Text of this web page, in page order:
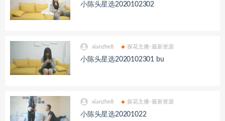
小陈头星选2020102302
xianzhe8 探花主播-最新资源
小陈头星选2020102301 bu
xianzhe8 探花主播-最新资源
小陈头星选20201022